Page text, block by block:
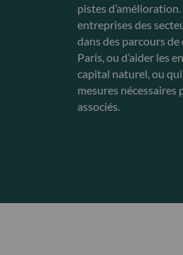
pistes
entreprises des
dans des parcours
Paris, ou d’aider les
capital naturel, ou
mesures
associés.